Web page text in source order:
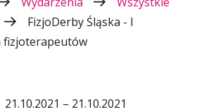
FizjoDerby Śląska - I
fizjoterapeutów
21.10.2021 – 21.10.2021